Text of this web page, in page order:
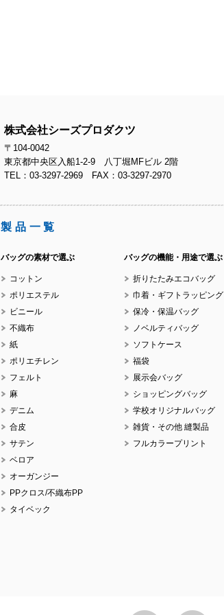
株式会社シーズプロダクツ
〒104-0042
東京都中央区入船1-2-9 八丁堀MFビル 2階
TEL：03-3297-2969 FAX：03-3297-2970
製品一覧
バッグの素材で選ぶ
コットン
ポリエステル
ビニール
不織布
紙
ポリエチレン
フェルト
麻
デニム
合皮
サテン
ベロア
オーガンジー
PPクロス/不織布PP
タイベック
バッグの機能・用途で選ぶ
折りたたみエコバッグ
巾着・ギフトラッピング
保冷・保温バッグ
ノベルティバッグ
ソフトケース
福袋
展示会バッグ
ショッピングバッグ
学校オリジナルバッグ
雑貨・その他 縫製品
フルカラープリント